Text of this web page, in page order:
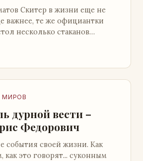
Скитер в жизни еще не
важнее, те же официантки
несколько стаканов
МИРОВ
дурной вести –
Федорович
события своей жизни. Как
как это говорят... суконным